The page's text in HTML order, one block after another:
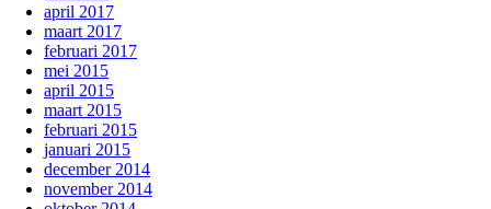
april 2017
maart 2017
februari 2017
mei 2015
april 2015
maart 2015
februari 2015
januari 2015
december 2014
november 2014